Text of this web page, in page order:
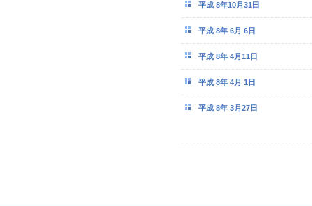
平成 8年10月31日
平成 8年 6月 6日
平成 8年 4月11日
平成 8年 4月 1日
平成 8年 3月27日